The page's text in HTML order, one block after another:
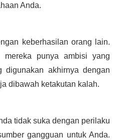
Anda.
keberhasilan orang lain.
punya ambisi yang
digunakan akhirnya dengan
dibawah ketakutan kalah.
tidak suka dengan perilaku
gangguan untuk Anda.